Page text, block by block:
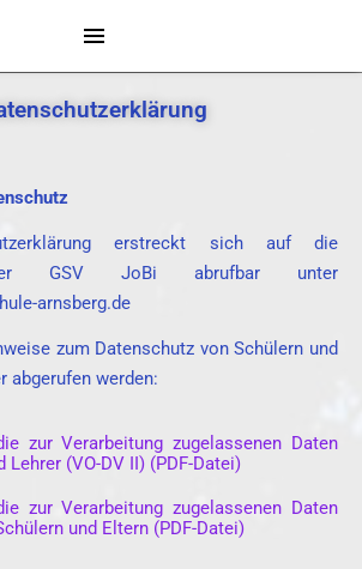
erstreckt sich auf die
GSV JoBi abrufbar unter
arnsberg.de
zum Datenschutz von Schülern und
abgerufen werden:
zur Verarbeitung zugelassenen Daten
Lehrer (VO-DV II) (PDF-Datei)
zur Verarbeitung zugelassenen Daten
und Eltern (PDF-Datei)